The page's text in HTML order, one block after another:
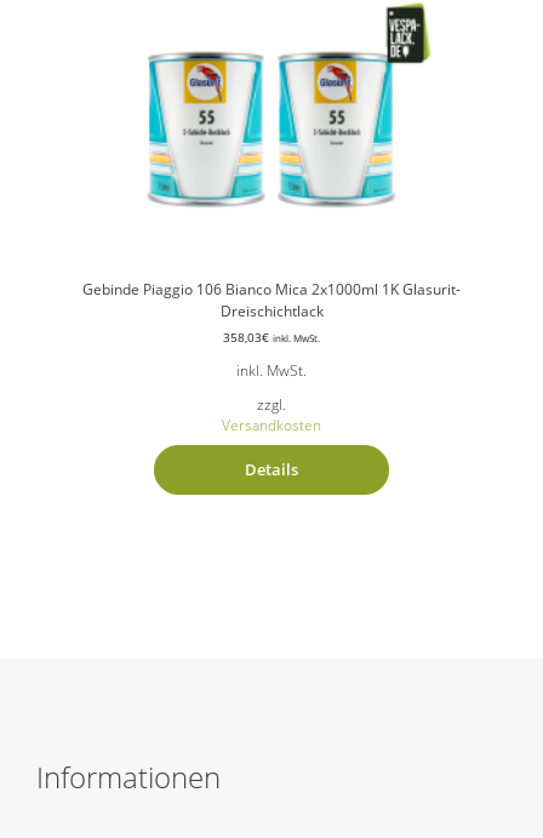
Gebinde Piaggio 106 Bianco Mica 2x1000ml 1K Glasurit-
Dreischichtlack
358,03€ inkl. MwSt.
inkl. MwSt.
zzgl.
Versandkosten
Details
Informationen